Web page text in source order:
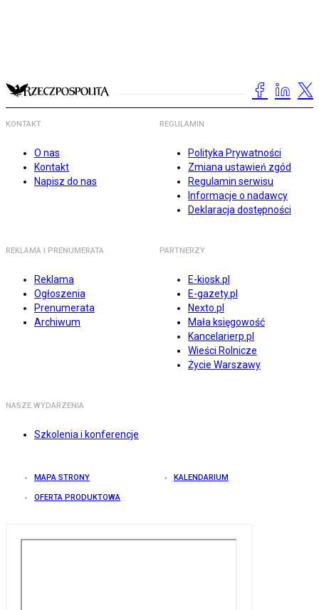
KONTAKT
O nas
Kontakt
Napisz do nas
REGULAMIN
Polityka Prywatności
Zmiana ustawień zgód
Regulamin serwisu
Informacje o nadawcy
Deklaracja dostępności
REKLAMA I PRENUMERATA
Reklama
Ogłoszenia
Prenumerata
Archiwum
PARTNERZY
E-kiosk.pl
E-gazety.pl
Nexto.pl
Mała księgowość
Kancelarierp.pl
Wieści Rolnicze
Życie Warszawy
NASZE WYDARZENIA
Szkolenia i konferencje
MAPA STRONY KALENDARIUM
OFERTA PRODUKTOWA